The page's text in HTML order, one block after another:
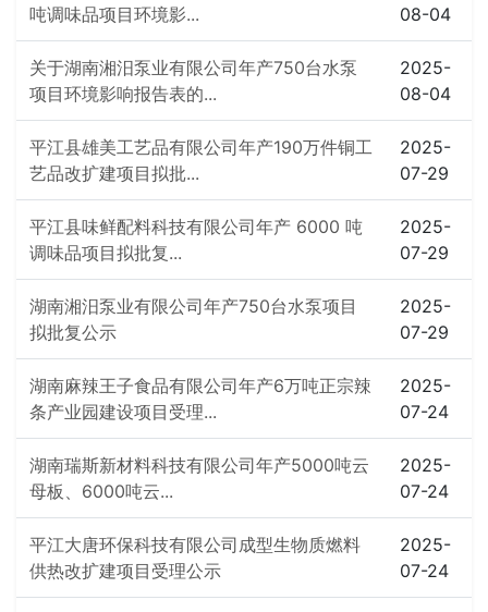
吨调味品项目环境影...
08-04
关于湖南湘汨泵业有限公司年产750台水泵
项目环境影响报告表的...
2025-
08-04
平江县雄美工艺品有限公司年产190万件铜工
艺品改扩建项目拟批...
2025-
07-29
平江县味鲜配料科技有限公司年产 6000 吨
调味品项目拟批复...
2025-
07-29
湖南湘汨泵业有限公司年产750台水泵项目
拟批复公示
2025-
07-29
湖南麻辣王子食品有限公司年产6万吨正宗辣
条产业园建设项目受理...
2025-
07-24
湖南瑞斯新材料科技有限公司年产5000吨云
母板、6000吨云...
2025-
07-24
平江大唐环保科技有限公司成型生物质燃料
供热改扩建项目受理公示
2025-
07-24